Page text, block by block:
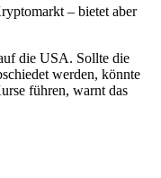
– bietet aber
die USA. Sollte die
werden, könnte
führen, warnt das